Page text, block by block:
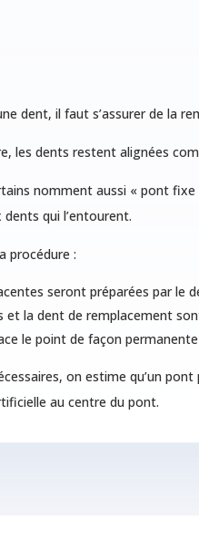
dent, il faut s’assurer de la
les dents restent alignées
nomment aussi « pont
qui l’entourent.
procédure :
seront préparées par le
et la dent de remplacement
le point de façon
on estime qu’un
au centre du pont.